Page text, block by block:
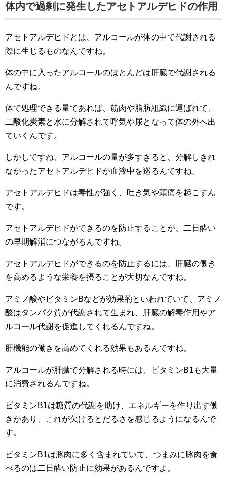
体内で過剰に発生したアセトアルデヒドの作用
アセトアルデヒドとは、アルコールが体の中で代謝される
際に生じるものなんですね。
体の中に入ったアルコールのほとんどは肝臓で代謝される
んですね。
体で処理できる量であれば、筋肉や脂肪組織に運ばれて、
二酸化炭素と水に分解されて呼気や尿となって体の外へ出
ていくんです。
しかしですね、アルコールの量が多すぎると、分解しきれ
なかったアセトアルデヒドが血液中を巡るんですね。
アセトアルデヒドは毒性が強く、吐き気や頭痛を起こすん
です。
アセトアルデヒドができるのを防止することが、二日酔い
の早期解消につながるんですね。
アセトアルデヒドができるのを防止するには、肝臓の働き
を高めるような栄養を摂ることが大切なんですね。
アミノ酸やビタミンBなどが効果的といわれていて、アミノ
酸はタンパク質が代謝されて生まれ、肝臓の解毒作用やア
ルコール代謝を促進してくれるんですね。
肝機能の働きを高めてくれる効果もあるんですね。
アルコールが肝臓で分解される時には、ビタミンB1も大量
に消費されるんですね。
ビタミンB1は糖質の代謝を助け、エネルギーを作り出す働
きがあり、これが欠けるとだるさを感じるようになるんで
す。
ビタミンB1は豚肉に多く含まれていて、つまみに豚肉を食
べるのは二日酔い防止に効果があるんですよ。